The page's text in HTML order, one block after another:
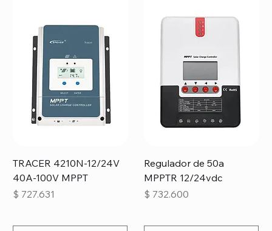
TRACER 4210N-12/24V
40A-100V MPPT
Precio
$ 727.631
Regulador de 50a
MPPTR 12/24vdc
Precio
$ 732.600